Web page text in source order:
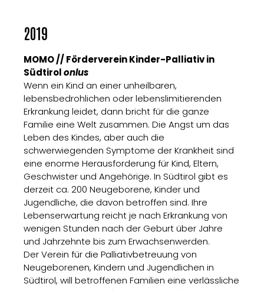
2019
MOMO // Förderverein Kinder-Palliativ in
Südtirolonlus
Wenn ein Kind an einer unheilbaren,
lebensbedrohlichen oder lebenslimitierenden
Erkrankung leidet, dann bricht für die ganze
Familie eine Welt zusammen. Die Angst um das
Leben des Kindes, aber auch die
schwerwiegenden Symptome der Krankheit sind
eine enorme Herausforderung für Kind, Eltern,
Geschwister und Angehörige. In Südtirol gibt es
derzeit ca. 200 Neugeborene, Kinder und
Jugendliche, die davon betroffen sind. Ihre
Lebenserwartung reicht je nach Erkrankung von
wenigen Stunden nach der Geburt über Jahre
und Jahrzehnte bis zum Erwachsenwerden.
Der Verein für die Palliativbetreuung von
Neugeborenen, Kindern und Jugendlichen in
Südtirol, will betroffenen Familien eine verlässliche